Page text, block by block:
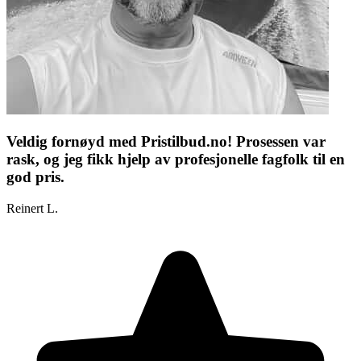
Veldig fornøyd med Pristilbud.no! Prosessen var
rask, og jeg fikk hjelp av profesjonelle fagfolk til en
god pris.
Reinert L.